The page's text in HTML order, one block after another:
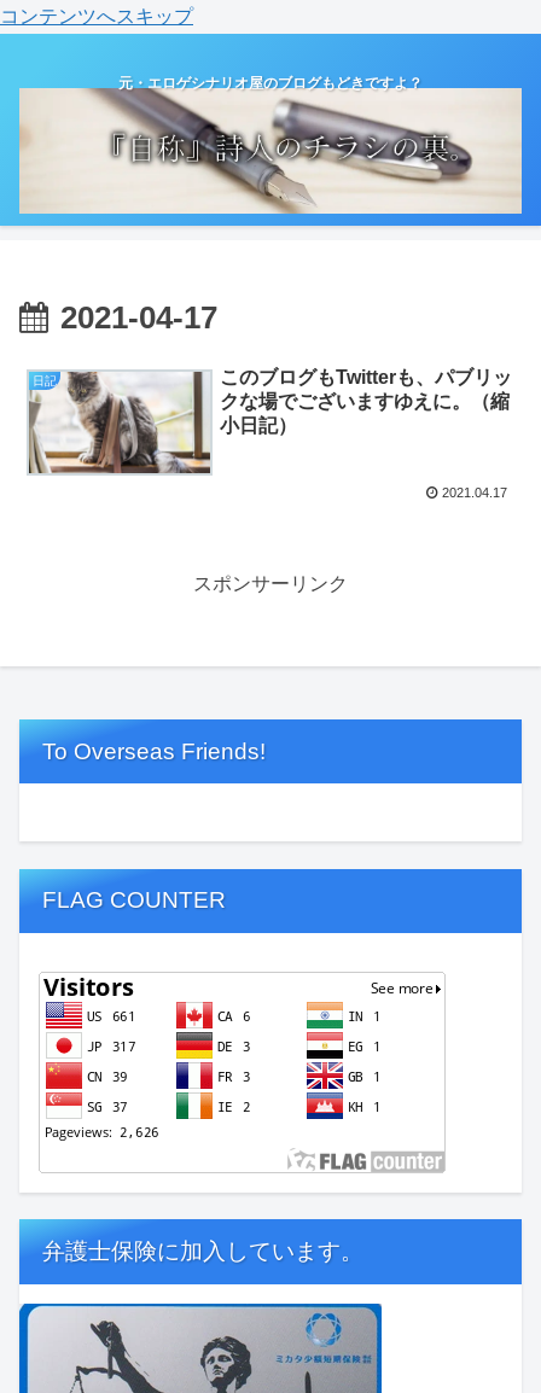
コンテンツへスキップ
元・エロゲシナリオ屋のブログもどきですよ？
2021-04-17
日記
このブログもTwitterも、パブリッ
クな場でございますゆえに。（縮
小日記）
2021.04.17
スポンサーリンク
To Overseas Friends!
FLAG COUNTER
弁護士保険に加入しています。